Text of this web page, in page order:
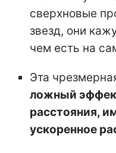
сверхновые
звезд, они
чем есть на
Эта
ложный
расстояния,
ускоренное